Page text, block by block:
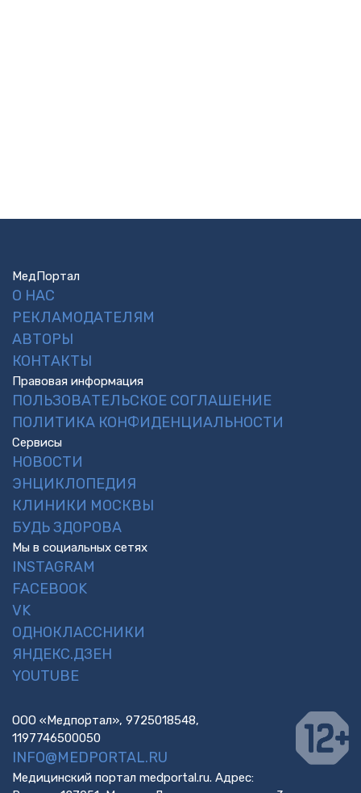
МедПортал
О НАС
РЕКЛАМОДАТЕЛЯМ
АВТОРЫ
КОНТАКТЫ
Правовая информация
ПОЛЬЗОВАТЕЛЬСКОЕ СОГЛАШЕНИЕ
ПОЛИТИКА КОНФИДЕНЦИАЛЬНОСТИ
Сервисы
НОВОСТИ
ЭНЦИКЛОПЕДИЯ
КЛИНИКИ МОСКВЫ
БУДЬ ЗДОРОВА
Мы в социальных сетях
INSTAGRAM
FACEBOOK
VK
ОДНОКЛАССНИКИ
ЯНДЕКС.ДЗЕН
YOUTUBE
ООО «Медпортал», 9725018548,
1197746500050
INFO@MEDPORTAL.RU
Медицинский портал medportal.ru. Адрес: